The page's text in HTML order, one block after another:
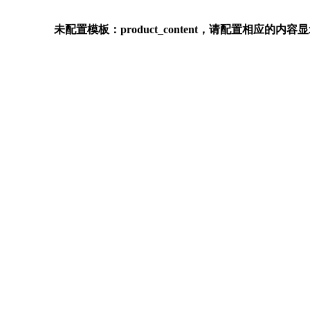
未配置模板：product_content，请配置相应的内容